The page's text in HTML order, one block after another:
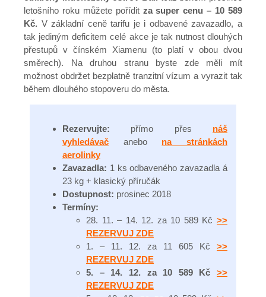
letošního roku můžete pořídit za super cenu – 10 589
Kč. V základní ceně tarifu je i odbavené zavazadlo, a
tak jediným deficitem celé akce je tak nutnost dlouhých
přestupů v čínském Xiamenu (to platí v obou dvou
směrech). Na druhou stranu byste zde měli mít
možnost obdržet bezplatně tranzitní vízum a vyrazit tak
během dlouhého stopoveru do města.
Rezervujte: přímo přes náš
vyhledávač
anebo na stránkách
aerolinky
Zavazadla: 1 ks odbaveného zavazadla á
23 kg + klasický příručák
Dostupnost: prosinec 2018
Termíny:
28. 11. – 14. 12. za 10 589 Kč >>
REZERVUJ ZDE
1. – 11. 12. za 11 605 Kč >>
REZERVUJ ZDE
5. – 14. 12. za 10 589 Kč >>
REZERVUJ ZDE